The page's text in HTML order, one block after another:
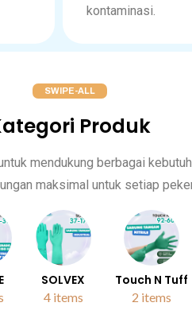
kontaminasi.
SWIPE-ALL
Produk
mendukung berbagai
maksimal untuk setiap
SOLVEX
4 items
Touch N Tuff
2 items